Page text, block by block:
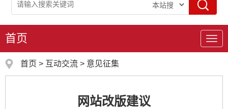
导
航
首页
首页 > 互动交流 > 意见征集
网站改版建议